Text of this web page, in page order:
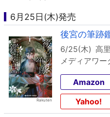
6月25日(木)発売
後宮の筆跡
6/25(木) 高
メディアワー
Amazon
Yahoo!